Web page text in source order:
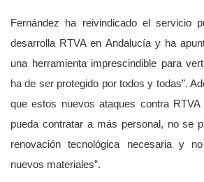
Fernández ha reivindicado el servicio
desarrolla RTVA en Andalucía y ha
una herramienta imprescindible para
ha de ser protegido por todos y todas”.
que estos nuevos ataques contra RTVA
pueda contratar a más personal, no se
renovación tecnológica necesaria y
nuevos materiales”.